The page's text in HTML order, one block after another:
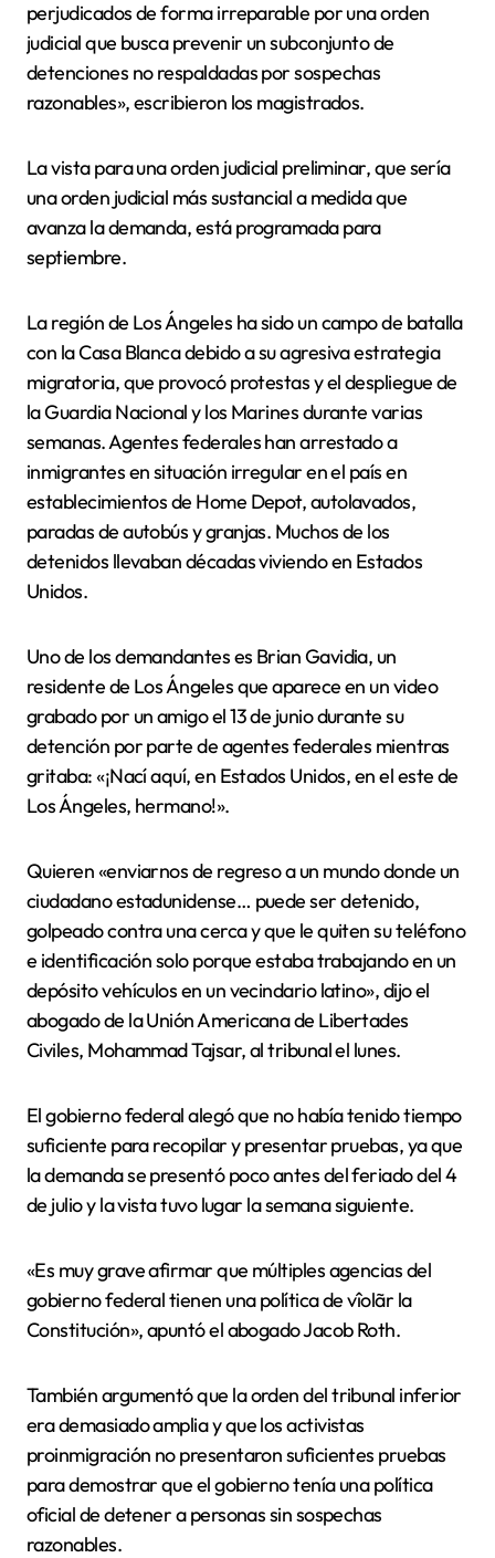
perjudicados de forma irreparable por una orden
judicial que busca prevenir un subconjunto de
detenciones no respaldadas por sospechas
razonables», escribieron los magistrados.
La vista para una orden judicial preliminar, que sería
una orden judicial más sustancial a medida que
avanza la demanda, está programada para
septiembre.
La región de Los Ángeles ha sido un campo de batalla
con la Casa Blanca debido a su agresiva estrategia
migratoria, que provocó protestas y el despliegue de
la Guardia Nacional y los Marines durante varias
semanas. Agentes federales han arrestado a
inmigrantes en situación irregular en el país en
establecimientos de Home Depot, autolavados,
paradas de autobús y granjas. Muchos de los
detenidos llevaban décadas viviendo en Estados
Unidos.
Uno de los demandantes es Brian Gavidia, un
residente de Los Ángeles que aparece en un video
grabado por un amigo el 13 de junio durante su
detención por parte de agentes federales mientras
gritaba: «¡Nací aquí, en Estados Unidos, en el este de
Los Ángeles, hermano!».
Quieren «enviarnos de regreso a un mundo donde un
ciudadano estadunidense… puede ser detenido,
golpeado contra una cerca y que le quiten su teléfono
e identificación solo porque estaba trabajando en un
depósito vehículos en un vecindario latino», dijo el
abogado de la Unión Americana de Libertades
Civiles, Mohammad Tajsar, al tribunal el lunes.
El gobierno federal alegó que no había tenido tiempo
suficiente para recopilar y presentar pruebas, ya que
la demanda se presentó poco antes del feriado del 4
de julio y la vista tuvo lugar la semana siguiente.
«Es muy grave afirmar que múltiples agencias del
gobierno federal tienen una política de vîolãr la
Constitución», apuntó el abogado Jacob Roth.
También argumentó que la orden del tribunal inferior
era demasiado amplia y que los activistas
proinmigración no presentaron suficientes pruebas
para demostrar que el gobierno tenía una política
oficial de detener a personas sin sospechas
razonables.